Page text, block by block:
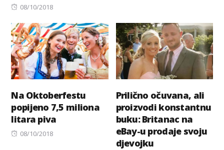
Posted
08/10/2018
Na Oktoberfestu
popijeno 7,5 miliona
litara piva
Posted
08/10/2018
Prilično očuvana, ali
proizvodi konstantnu
buku: Britanac na
eBay-u prodaje svoju
djevojku